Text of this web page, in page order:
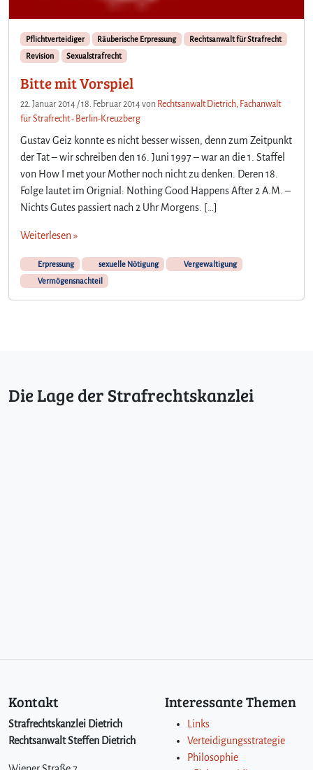
Pflichtverteidiger Räuberische Erpressung
Rechtsanwalt für Strafrecht
Revision
Sexualstrafrecht
Bitte mit Vorspiel
22. Januar 2014 /18. Februar 2014von Rechtsanwalt Dietrich, Fachanwalt
für Strafrecht - Berlin-Kreuzberg
Gustav Geiz konnte es nicht besser wissen, denn zum Zeitpunkt
der Tat – wir schreiben den 16. Juni 1997 – war an die 1. Staffel
von How I met your Mother noch nicht zu denken. Deren 18.
Folge lautet im Orignial: Nothing Good Happens After 2 A.M. –
Nichts Gutes passiert nach 2 Uhr Morgens. […]
Weiterlesen »
Erpressung sexuelle Nötigung
Vergewaltigung
Vermögensnachteil
Die Lage der Strafrechtskanzlei
Kontakt
Strafrechtskanzlei Dietrich
Rechtsanwalt Steffen Dietrich
Interessante Themen
Links
Verteidigungsstrategie
Philosophie